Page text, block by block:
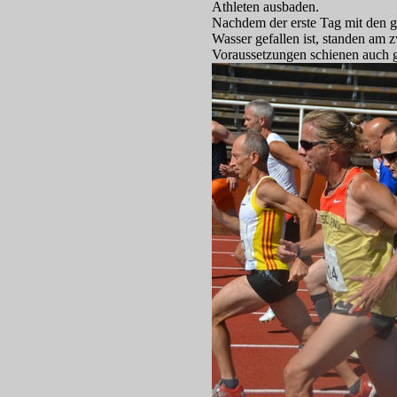
Athleten ausbaden.
Nachdem der erste Tag mit den
Wasser gefallen ist, standen am
Voraussetzungen schienen